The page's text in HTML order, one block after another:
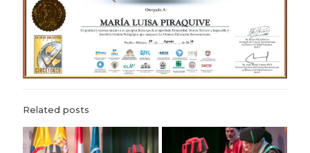
Related posts